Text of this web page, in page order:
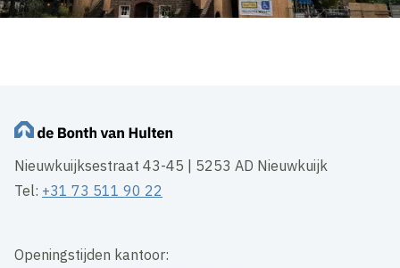
Nieuwkuijksestraat 43-45 | 5253 AD Nieuwkuijk
Tel: +31 73 511 90 22
Openingstijden kantoor: